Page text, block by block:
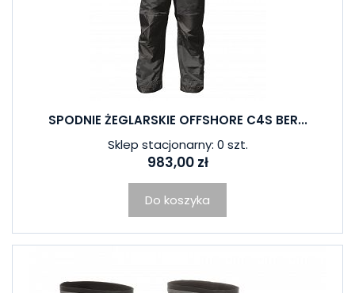
SPODNIE ŻEGLARSKIE OFFSHORE C4S BER...
Sklep stacjonarny: 0 szt.
983,00 zł
Do koszyka